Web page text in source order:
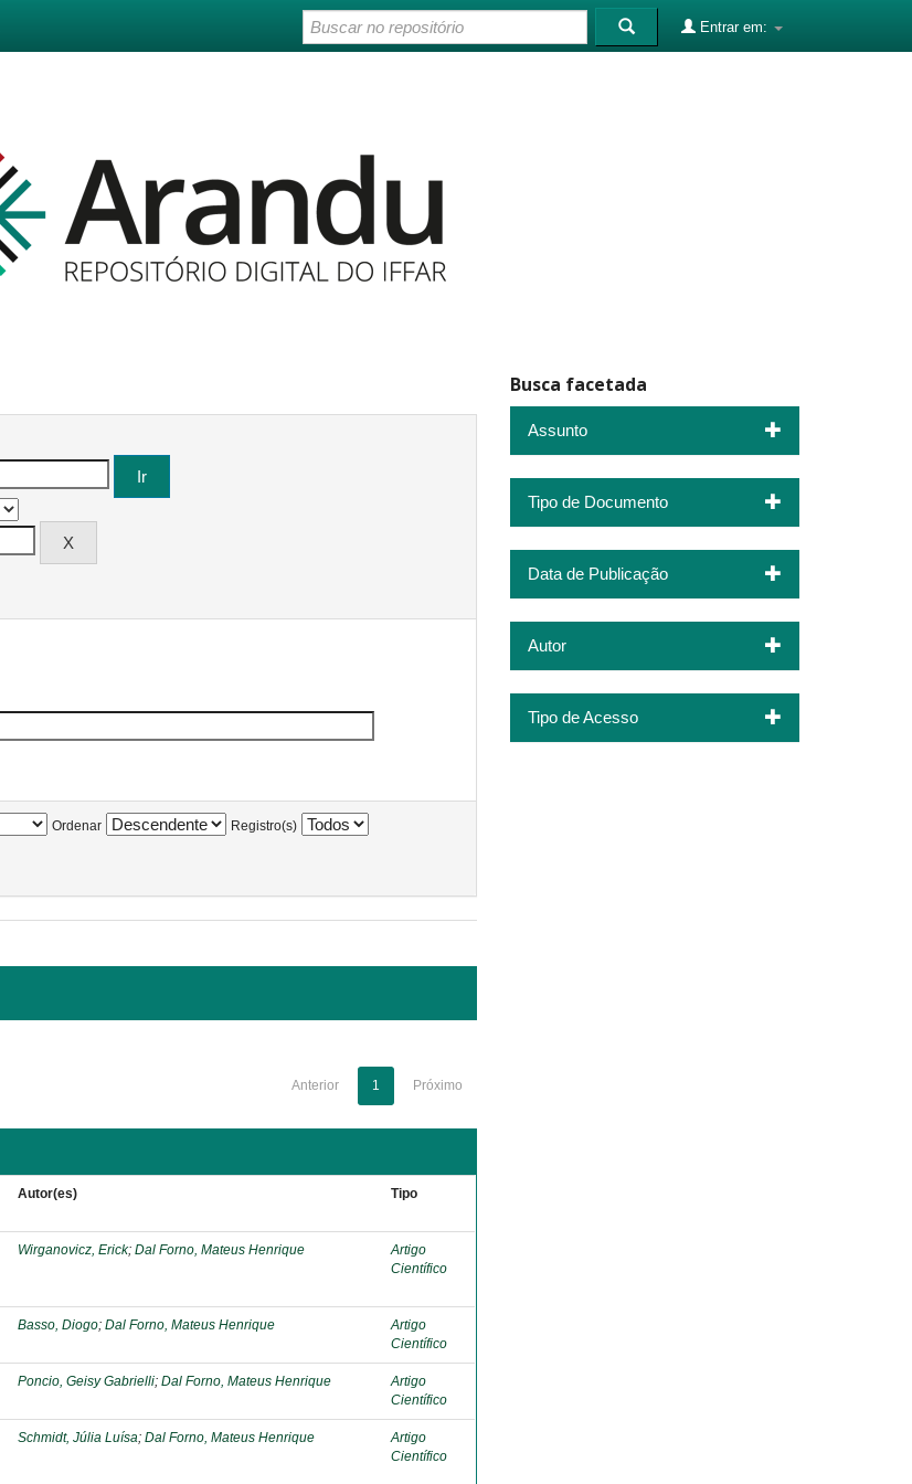
Entrar em:
Ordenar Registro(s)
Anterior 1 Próximo
Autor(es) Tipo
Wirganovicz, Erick;Dal Forno, Mateus Henrique
Artigo
Científico
Basso, Diogo;Dal Forno, Mateus Henrique
Artigo
Científico
Poncio, Geisy Gabrielli;Dal Forno, Mateus Henrique
Artigo
Científico
Schmidt, Júlia Luísa;Dal Forno, Mateus Henrique
Artigo
Científico
Busca facetada
Assunto
Tipo de Documento
Data de Publicação
Autor
Tipo de Acesso